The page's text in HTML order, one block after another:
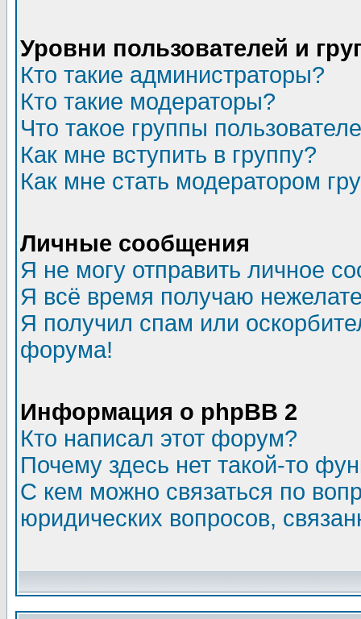
Уровни пользователей и
Кто такие администраторы?
Кто такие модераторы?
Что такое группы
Как мне вступить в группу?
Как мне стать модератором
Личные сообщения
Я не могу отправить личное
Я всё время получаю
Я получил спам или
форума!
Информация о phpBB 2
Кто написал этот форум?
Почему здесь нет такой-то
С кем можно связаться по
юридических вопросов,